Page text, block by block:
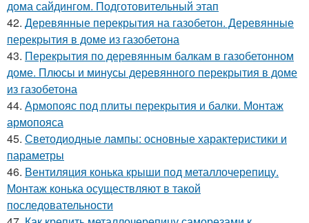
дома сайдингом. Подготовительный этап
42. Деревянные перекрытия на газобетон. Деревянные
перекрытия в доме из газобетона
43. Перекрытия по деревянным балкам в газобетонном
доме. Плюсы и минусы деревянного перекрытия в доме
из газобетона
44. Армопояс под плиты перекрытия и балки. Монтаж
армопояса
45. Светодиодные лампы: основные характеристики и
параметры
46. Вентиляция конька крыши под металлочерепицу.
Монтаж конька осуществляют в такой
последовательности